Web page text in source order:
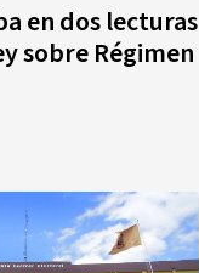
en dos lecturas
sobre Régimen